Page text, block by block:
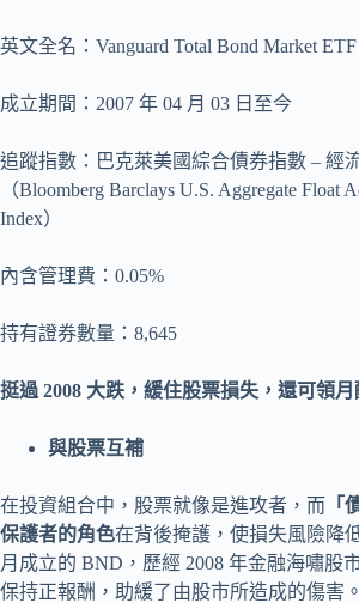
英文全名：Vanguard Total Bond Market ETF
成立期間：2007 年 04 月 03 日至今
追蹤指數：巴克萊美國綜合債券指數 – 經
（Bloomberg Barclays U.S. Aggregate Float
Index）
內含管理費：0.05%
持有證券數量：8,645
挺過 2008 大跌，緩住股票損失，還可領月
與股票互補
在投資組合中，股票就像是進攻者，而 「
保護者的角色在背後掩護，使損失風險降
月成立的 BND，歷經 2008 年金融海嘯股
保持正報酬，助緩了由股市所造成的傷害。